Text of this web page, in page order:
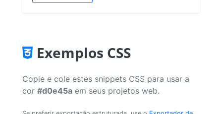
Exemplos CSS
Copie e cole estes snippets CSS para usar a
cor #d0e45a em seus projetos web.